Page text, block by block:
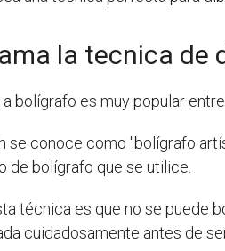
la tecnica de
bolígrafo es muy popular
se conoce como "bolígrafo
de bolígrafo que se utilice.
técnica es que no se puede
cuidadosamente antes de